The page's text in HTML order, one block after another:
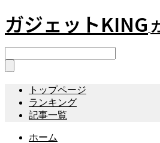
ガジェットKING
トップページ
ランキング
記事一覧
ホーム